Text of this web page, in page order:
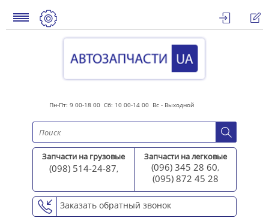
Пн-Пт: 9 00-18 00 Сб: 10 00-14 00 Вс - Выходной
Запчасти на грузовые
(098) 514-24-87,
Запчасти на легковые
(096) 345 28 60,
(095) 872 45 28
Заказать обратный звонок